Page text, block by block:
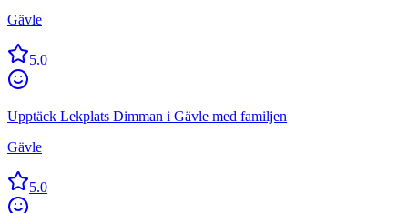
Gävle
5.0
Upptäck Lekplats Dimman i Gävle med familjen
Gävle
5.0